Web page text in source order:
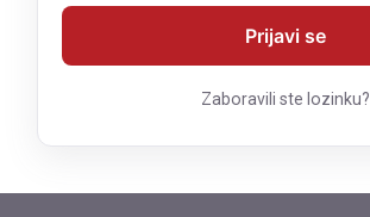
Zaboravili ste lozinku?